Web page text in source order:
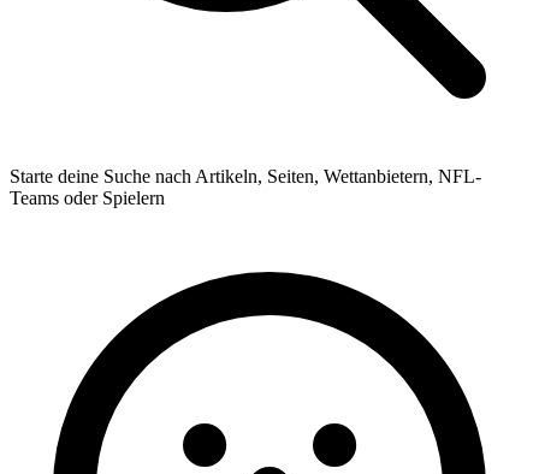
Starte deine Suche nach Artikeln, Seiten, Wettanbietern, NFL-
Teams oder Spielern